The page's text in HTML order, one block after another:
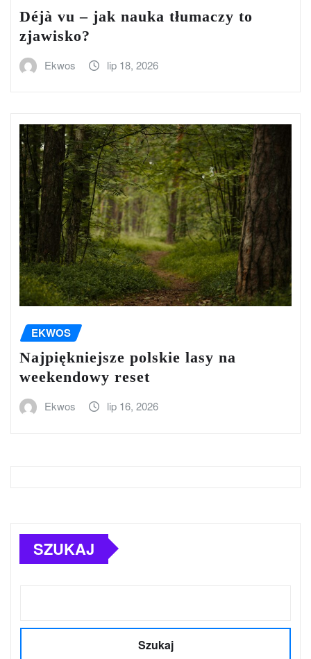
Déjà vu – jak nauka tłumaczy to
zjawisko?
Ekwos lip 18, 2026
EKWOS
Najpiękniejsze polskie lasy na
weekendowy reset
Ekwos lip 16, 2026
SZUKAJ
Szukaj